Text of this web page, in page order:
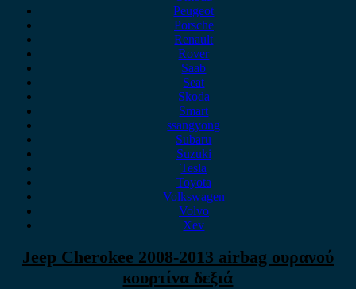
Peugeot
Porsche
Renault
Rover
Saab
Seat
Skoda
Smart
ssangyong
Subaru
Suzuki
Tesla
Toyota
Volkswagen
Volvo
Xev
Jeep Cherokee 2008-2013 airbag ουρανού
κουρτίνα δεξιά